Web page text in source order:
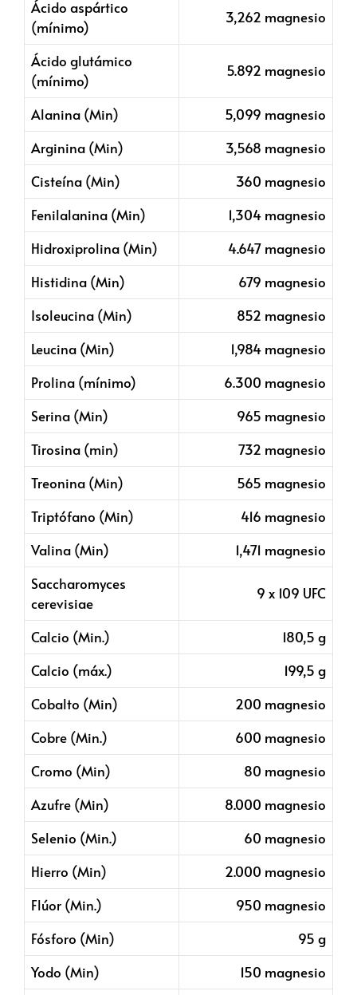
Ácido aspártico
(mínimo)
3,262 magnesio
Ácido glutámico
(mínimo)
5.892 magnesio
Alanina (Min)
5,099 magnesio
Arginina (Min)
3,568 magnesio
Cisteína (Min)
360 magnesio
Fenilalanina (Min)
1,304 magnesio
Hidroxiprolina (Min)
4.647 magnesio
Histidina (Min)
679 magnesio
Isoleucina (Min)
852 magnesio
Leucina (Min)
1,984 magnesio
Prolina (mínimo)
6.300 magnesio
Serina (Min)
965 magnesio
Tirosina (min)
732 magnesio
Treonina (Min)
565 magnesio
Triptófano (Min)
416 magnesio
Valina (Min)
1,471 magnesio
Saccharomyces
cerevisiae
9 x 109 UFC
Calcio (Min.)
180,5 g
Calcio (máx.)
199,5 g
Cobalto (Min)
200 magnesio
Cobre (Min.)
600 magnesio
Cromo (Min)
80 magnesio
Azufre (Min)
8.000 magnesio
Selenio (Min.)
60 magnesio
Hierro (Min)
2.000 magnesio
Flúor (Min.)
950 magnesio
Fósforo (Min)
95 g
Yodo (Min)
150 magnesio